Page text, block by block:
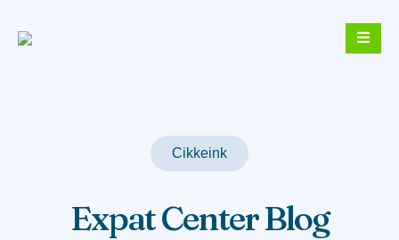
Cikkeink
Expat Center Blog